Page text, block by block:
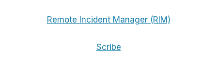
Remote Incident Manager (RIM)
Scribe